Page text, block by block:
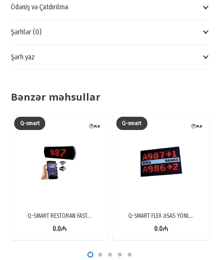
ƏSAS
EKRANI
Ödəniş və Çatdırılma
Şərhlər (0)
Şərh yaz
Bənzər məhsullar
Q-smart
Q-SMART RESTORAN FAST…
0.0₼
Q-smart
Q-SMART FLEX ƏSAS YÖNL…
0.0₼